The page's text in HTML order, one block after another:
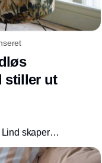
stiller ut
skaper